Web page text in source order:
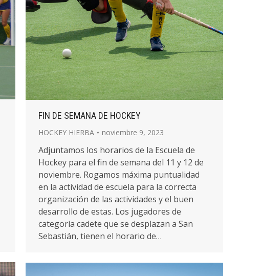
FIN DE SEMANA DE HOCKEY
HOCKEY HIERBA noviembre 9, 2023
Adjuntamos los horarios de la Escuela de
Hockey para el fin de semana del 11 y 12 de
noviembre. Rogamos máxima puntualidad
en la actividad de escuela para la correcta
organización de las actividades y el buen
desarrollo de estas. Los jugadores de
categoría cadete que se desplazan a San
Sebastián, tienen el horario de…